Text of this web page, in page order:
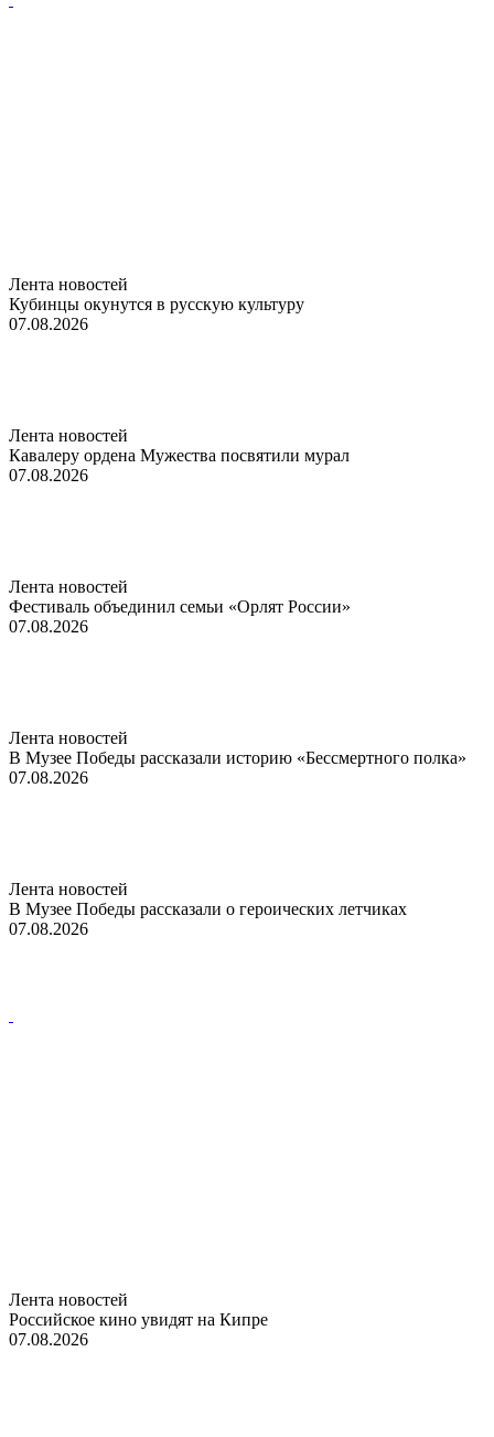
Лента новостей
Кубинцы окунутся в русскую культуру
07.08.2026
Лента новостей
Кавалеру ордена Мужества посвятили мурал
07.08.2026
Лента новостей
Фестиваль объединил семьи «Орлят России»
07.08.2026
Лента новостей
В Музее Победы рассказали историю «Бессмертного полка»
07.08.2026
Лента новостей
В Музее Победы рассказали о героических летчиках
07.08.2026
Лента новостей
Российское кино увидят на Кипре
07.08.2026